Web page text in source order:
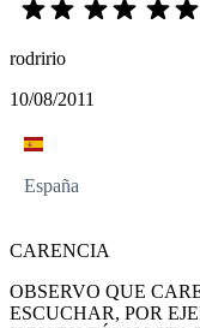
rodririo
10/08/2011
España
CARENCIA
OBSERVO QUE
ESCUCHAR, POR